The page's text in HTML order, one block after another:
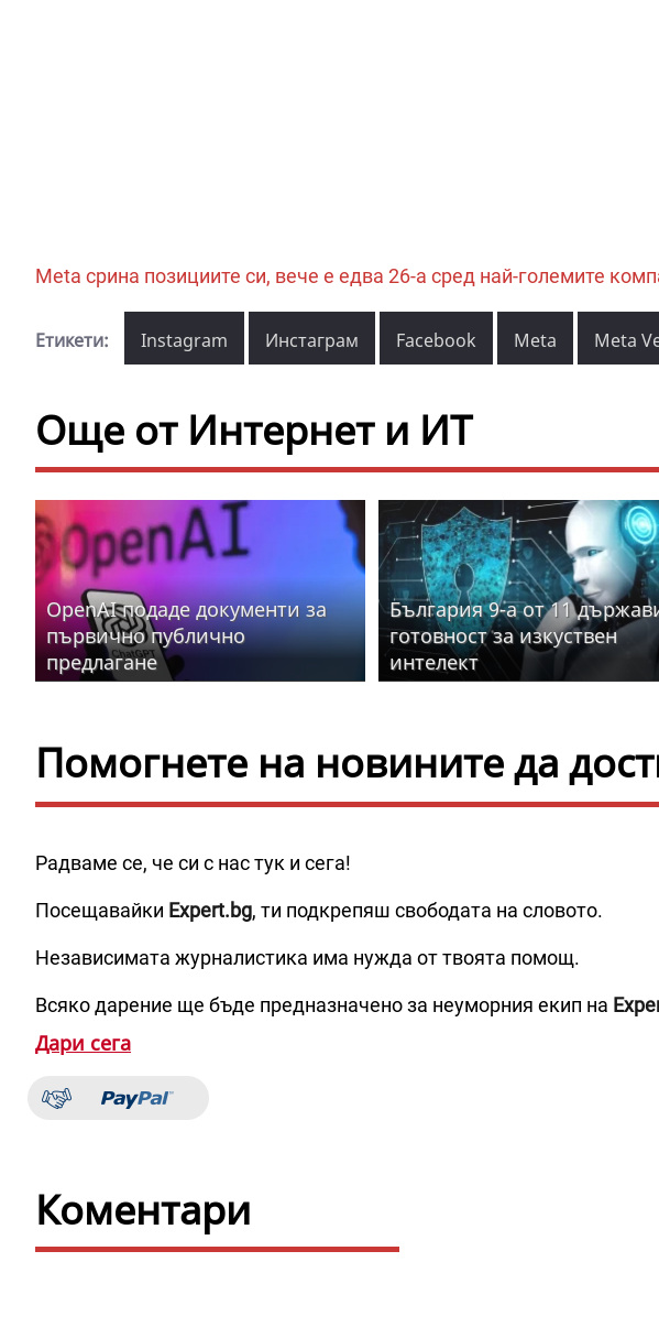
Meta срина позициите си, вече е едва 26-а сред най-големите
Етикети: Instagram Инстаграм Facebook Meta Meta
Още от Интернет и ИТ
OpenAI подаде документи за
първично публично
предлагане
България 9-а от 11
готовност за изкуствен
интелект
Помогнете на новините да
Радваме се, че си с нас тук и сега!
Посещавайки Expert.bg, ти подкрепяш свободата на словото.
Независимата журналистика има нужда от твоята помощ.
Всяко дарение ще бъде предназначено за неуморния екип на
Дари сега
Коментари